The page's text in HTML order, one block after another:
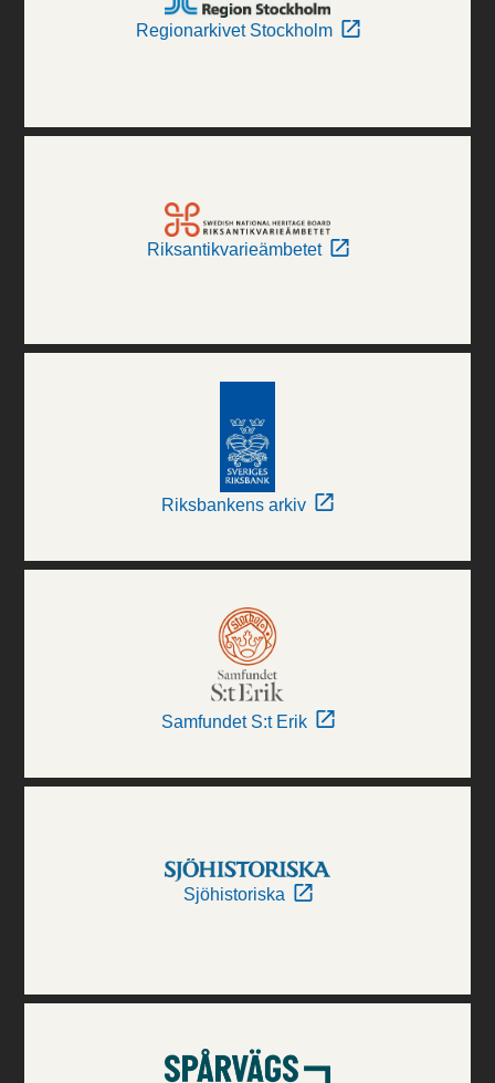
Regionarkivet Stockholm
Riksantikvarieämbetet
Riksbankens arkiv
Samfundet S:t Erik
Sjöhistoriska